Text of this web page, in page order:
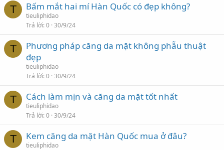
T Bấm mắt hai mí Hàn Quốc có đẹp không?
tieuliphidao
Trả lời 0 30/9/24
T
Phương pháp căng da mặt không phẫu thuật
đẹp
tieuliphidao
Trả lời 0 30/9/24
T Cách làm mịn và căng da mặt tốt nhất
tieuliphidao
Trả lời 0 30/9/24
T Kem căng da mặt Hàn Quốc mua ở đâu?
tieuliphidao